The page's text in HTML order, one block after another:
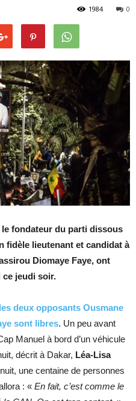
0
1984
le fondateur du parti dissous
fidèle lieutenant et candidat à
Diomaye Faye, ont
ce jeudi soir.
les deux opposants Ousmane
sont libres. Un peu avant
Manuel à bord d’un véhicule
décrit à Dakar, Léa-Lisa
une centaine de personnes
: « En fait, c’est comme le